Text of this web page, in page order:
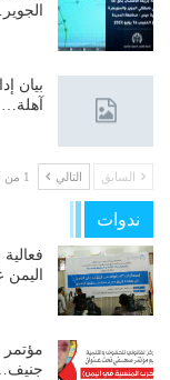
بيان
آهلة…
السابق التالي 1 من 26
ندوات
اليمن